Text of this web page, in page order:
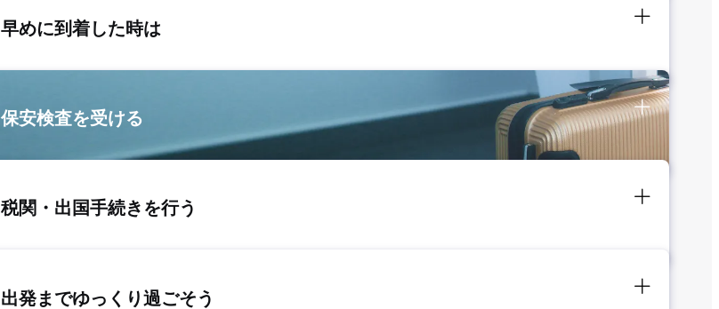
早めに到着した時は
保安検査を受ける
税関・出国手続きを行う
出発までゆっくり過ごそう